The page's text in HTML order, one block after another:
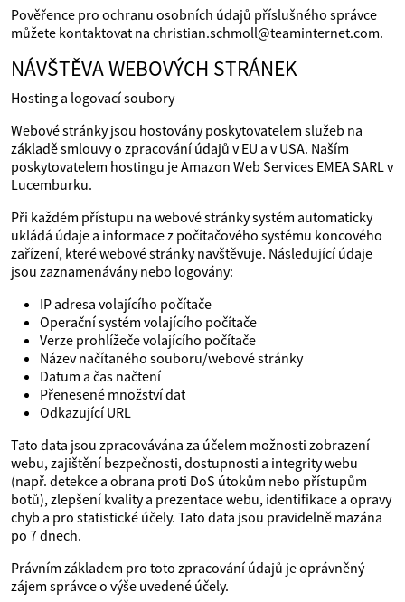
Pověřence pro ochranu osobních údajů příslušného správce
můžete kontaktovat na christian.schmoll@teaminternet.com.
NÁVŠTĚVA WEBOVÝCH STRÁNEK
Hosting a logovací soubory
Webové stránky jsou hostovány poskytovatelem služeb na
základě smlouvy o zpracování údajů v EU a v USA. Naším
poskytovatelem hostingu je Amazon Web Services EMEA SARL v
Lucemburku.
Při každém přístupu na webové stránky systém automaticky
ukládá údaje a informace z počítačového systému koncového
zařízení, které webové stránky navštěvuje. Následující údaje
jsou zaznamenávány nebo logovány:
IP adresa volajícího počítače
Operační systém volajícího počítače
Verze prohlížeče volajícího počítače
Název načítaného souboru/webové stránky
Datum a čas načtení
Přenesené množství dat
Odkazující URL
Tato data jsou zpracovávána za účelem možnosti zobrazení
webu, zajištění bezpečnosti, dostupnosti a integrity webu
(např. detekce a obrana proti DoS útokům nebo přístupům
botů), zlepšení kvality a prezentace webu, identifikace a opravy
chyb a pro statistické účely. Tato data jsou pravidelně mazána
po 7 dnech.
Právním základem pro toto zpracování údajů je oprávněný
zájem správce o výše uvedené účely.